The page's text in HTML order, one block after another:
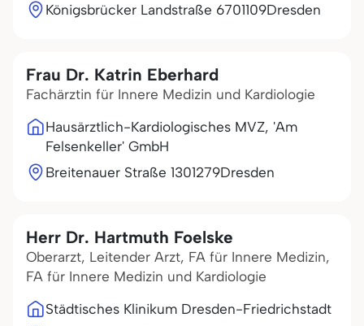
Königsbrücker Landstraße 6701109Dresden
Frau Dr. Katrin Eberhard
Fachärztin für Innere Medizin und Kardiologie
Hausärztlich-Kardiologisches MVZ, 'Am
Felsenkeller' GmbH
Breitenauer Straße 1301279Dresden
Herr Dr. Hartmuth Foelske
Oberarzt, Leitender Arzt, FA für Innere Medizin,
FA für Innere Medizin und Kardiologie
Städtisches Klinikum Dresden-Friedrichstadt